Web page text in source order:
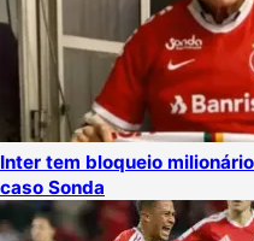
Inter tem bloqueio
caso Sonda